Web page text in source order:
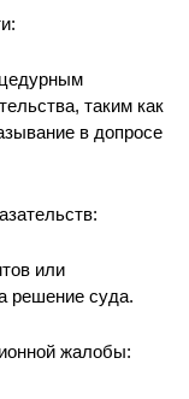
таким как
в допросе
или
решение суда.
жалобы: